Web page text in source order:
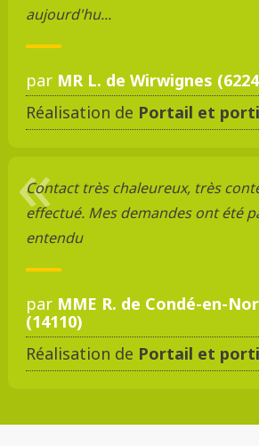
aujourd'hu...
par MR L. de Wirwignes
Réalisation de Portail et
Contact très chaleureux, très
effectué. Mes demandes ont été
entendu
par MME R. de Condé-en-
(14110)
Réalisation de Portail et